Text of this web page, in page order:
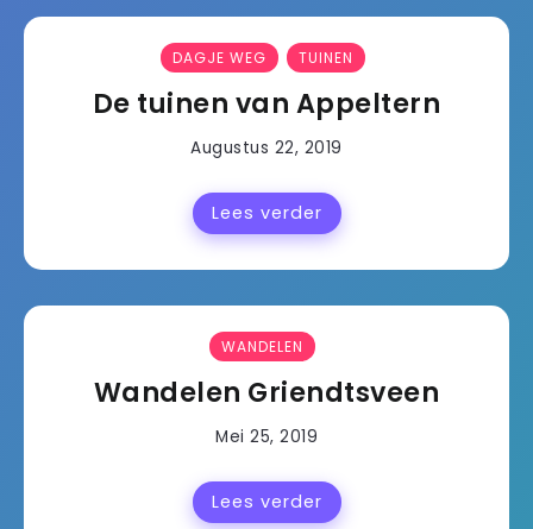
DAGJE WEG TUINEN
De tuinen van Appeltern
Augustus 22, 2019
Lees verder
WANDELEN
Wandelen Griendtsveen
Mei 25, 2019
Lees verder